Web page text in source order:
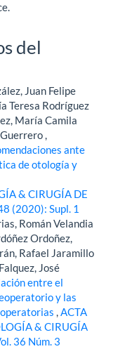
del
Juan Felipe
Teresa Rodríguez
María Camila
,
ante
de otología y
& CIRUGÍA DE
(2020): Supl. 1
Román Velandia
Ordoñez,
Rafael Jaramillo
José
entre el
y las
,ACTA
& CIRUGÍA
36 Núm. 3